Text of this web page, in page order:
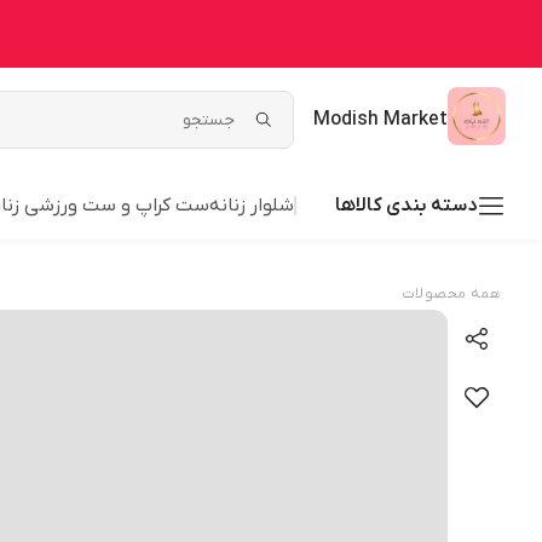
Modish Market
دسته بندی کالاها شلوار زنانهست کراپ و ست ورزشی
همه محصولات